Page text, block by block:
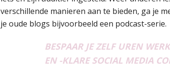
verschillende manieren aan te bieden, ga je
je oude blogs bijvoorbeeld een podcast-serie.
BESPAAR JE ZELF UREN
EN -KLARE SOCIAL MEDIA